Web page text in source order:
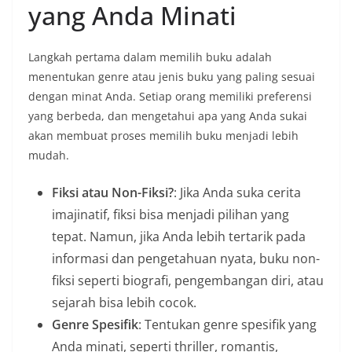
yang Anda Minati
Langkah pertama dalam memilih buku adalah
menentukan genre atau jenis buku yang paling sesuai
dengan minat Anda. Setiap orang memiliki preferensi
yang berbeda, dan mengetahui apa yang Anda sukai
akan membuat proses memilih buku menjadi lebih
mudah.
Fiksi atau Non-Fiksi?: Jika Anda suka cerita
imajinatif, fiksi bisa menjadi pilihan yang
tepat. Namun, jika Anda lebih tertarik pada
informasi dan pengetahuan nyata, buku non-
fiksi seperti biografi, pengembangan diri, atau
sejarah bisa lebih cocok.
Genre Spesifik: Tentukan genre spesifik yang
Anda minati, seperti thriller, romantis,